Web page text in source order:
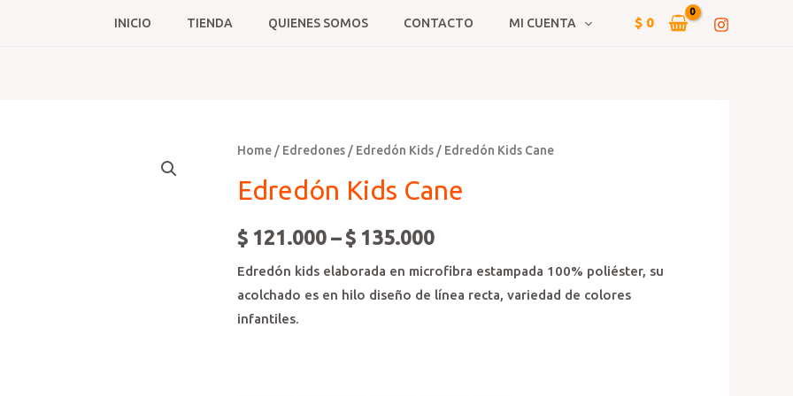
INICIO TIENDA QUIENES SOMOS CONTACTO MI CUENTA $ 0
Home / Edredones / Edredón Kids / Edredón Kids Cane
Edredón Kids Cane
$ 121.000 – $ 135.000
Edredón kids elaborada en microfibra estampada 100% poliéster, su
acolchado es en hilo diseño de línea recta, variedad de colores
infantiles.